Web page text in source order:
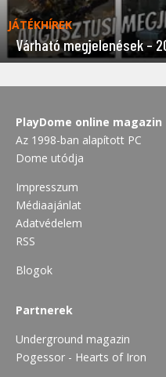
JÁTÉKHÍREK
Várható megjelenések –
PlayDome online magazin
Az 1998-ban alapított PC
Dome utódja
Impresszum
Médiaajánlat
Adatvédelem
RSS
Blogok
Partnerek
Underground magazin
Pogessor - Hearts of Iron